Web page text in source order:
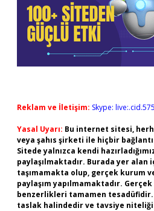
Reklam ve İletişim: Skype:
Yasal Uyarı: Bu internet sitesi,
veya şahıs şirketi ile hiçbir
Sitede yalnızca kendi
paylaşılmaktadır. Burada yer
taşımamakta olup, gerçek kurum
paylaşım yapılmamaktadır.
benzerlikleri tamamen
taslak halindedir ve tavsiye niteliği